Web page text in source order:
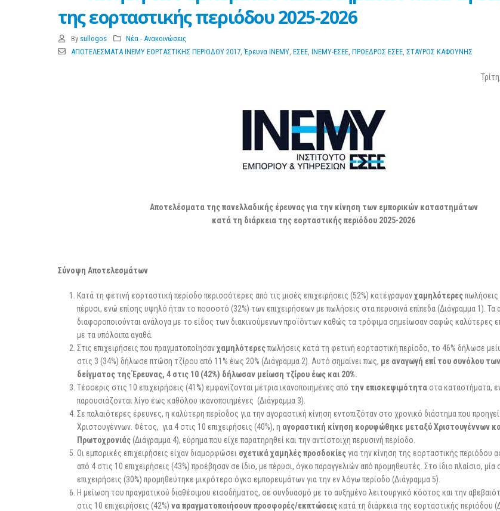
της εορταστικής περιόδου 2025-2026
By sullogos
Νέα - Ανακοινώσεις
ΑΠΟΤΕΛΕΣΜΑΤΑ ΙΝΕΜΥ ΕΟΡΤΑΣΤΙΚΗΣ ΠΕΡΙΟΔΟΥ 2017,Έρευνα ΙΝΕΜΥ, ΕΣΕΕ, ΙΝΕΜΥ-ΕΣΕΕ, ΠΡΟΕΔΡΟΣ ΕΣΕΕ, ΣΤΑΥΡΟΣ ΚΑΦΟΥΝΗΣ
Αποτελέσματα της πανελλαδικής έρευνας για την κίνηση των εμπορικών καταστημάτων
κατά τη διάρκεια της εορταστικής περιόδου 2025-2026
Σύνοψη Αποτελεσμάτων
Κατά τη φετινή εορταστική περίοδο περισσότερες από τις μισές επιχειρήσεις (52%) κατέγραψανχαμηλότερεςπωλήσεις
πέρυσι, ενώ επίσης υψηλό ήταν το ποσοστό (32%) των επιχειρήσεων με πωλήσεις στα περυσινά επίπεδα (Διάγραμμα 1). Τα
διαφοροποιούνται ανάλογα με το είδος των διακινούμενων προϊόντων καθώς τα τρόφιμα σημείωσαν σαφώς καλύτερες
με τα υπόλοιπα αγαθά.
Στις επιχειρήσεις που πραγματοποίησανχαμηλότερεςπωλήσεις κατά τη φετινή εορταστική περίοδο, το 46% δήλωσε
στις 3 (34%) δήλωσε πτώση τζίρου από 11% έως 20% (Διάγραμμα 2). Αυτό σημαίνει πως, με αναγωγή επί του συνόλου
δείγματος της Έρευνας, 4 στις 10 (42%) δήλωσαν μείωση τζίρου έως και 20%.
Τέσσερις στις 10 επιχειρήσεις (41%) εμφανίζονται μέτρια ικανοποιημένες από την επισκεψιμότητα στα καταστήματα,
παρουσιάζονται λίγο έως καθόλου ικανοποιημένες (Διάγραμμα 3).
Σε παλαιότερες έρευνες, η καλύτερη περίοδος για την αγοραστική κίνηση εντοπιζόταν στο χρονικό διάστημα που
Χριστουγέννων. Φέτος, για 4 στις 10 επιχειρήσεις (40%), η αγοραστική κίνηση κορυφώθηκε μεταξύ Χριστουγέννων
Πρωτοχρονιάς(Διάγραμμα 4), εύρημα που είχε παρατηρηθεί και την αντίστοιχη περυσινή περίοδο.
Οι εμπορικές επιχειρήσεις είχαν διαμορφώσει σχετικά χαμηλές προσδοκίεςγια την κίνηση της εορταστικής περιόδου
από 4 στις 10 επιχειρήσεις (43%) προέβησαν σε ίδιο, με πέρυσι, όγκο παραγγελιών από προμηθευτές. Στο ίδιο πλαίσιο, μία
επιχειρήσεις (30%) προμηθεύτηκε μικρότερο όγκο εμπορευμάτων για την εν λόγω περίοδο (Διάγραμμα 5).
Η μείωση του πραγματικού διαθέσιμου εισοδήματος, σε συνδυασμό με το αυξημένο λειτουργικό κόστος και την
στις 10 επιχειρήσεις (42%) να πραγματοποιήσουν προσφορές/εκπτώσειςκατά τη διάρκεια της εορταστικής περιόδου
επιχειρήσεις
25 Φεβρουαρίου 2026